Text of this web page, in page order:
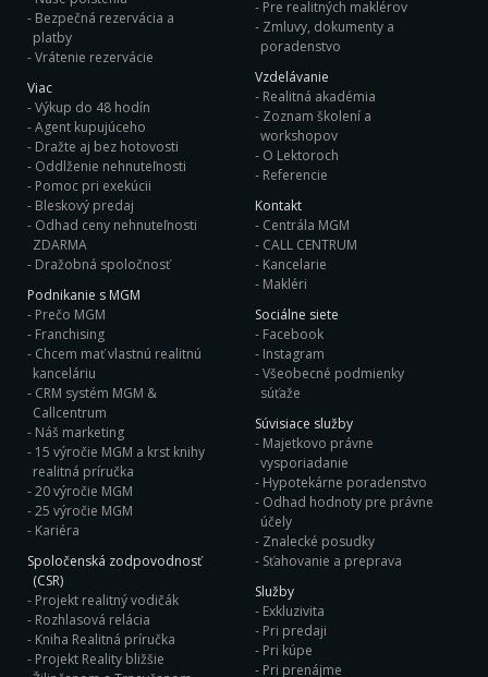
Bezpečná rezervácia a
platby
Vrátenie rezervácie
Viac
Výkup do 48 hodín
Agent kupujúceho
Dražte aj bez hotovosti
Oddlženie nehnuteľnosti
Pomoc pri exekúcii
Bleskový predaj
Odhad ceny nehnuteľnosti
ZDARMA
Dražobná spoločnosť
Podnikanie s MGM
Prečo MGM
Franchising
Chcem mať vlastnú realitnú
kanceláriu
CRM systém MGM &
Callcentrum
Náš marketing
15 výročie MGM a krst knihy
realitná príručka
20 výročie MGM
25 výročie MGM
Kariéra
Spoločenská zodpovodnosť
(CSR)
Projekt realitný vodičák
Rozhlasová relácia
Kniha Realitná príručka
Projekt Reality bližšie
Pre realitných maklérov
Zmluvy, dokumenty a
poradenstvo
Vzdelávanie
Realitná akadémia
Zoznam školení a
workshopov
O Lektoroch
Referencie
Kontakt
Centrála MGM
CALL CENTRUM
Kancelarie
Makléri
Sociálne siete
Facebook
Instagram
Všeobecné podmienky
súťaže
Súvisiace služby
Majetkovo právne
vysporiadanie
Hypotekárne poradenstvo
Odhad hodnoty pre právne
účely
Znalecké posudky
Sťahovanie a preprava
Služby
Exkluzivita
Pri predaji
Pri kúpe
Pri prenájme